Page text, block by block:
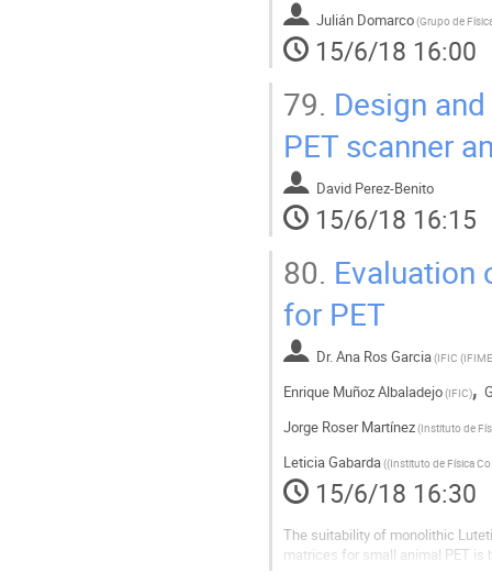
Julián Domarco(
15/6/18 16:00
79. Design
PET scanner
David Perez-Benito
15/6/18 16:15
80. Evaluation
for PET
Dr.Ana Ros Garcia(IFIC
Enrique Muñoz Albaladejo(IFIC),
Jorge Roser Martínez(
Leticia Gabarda(
15/6/18 16:30
The suitability of monolithic
matrices for small animal PET is